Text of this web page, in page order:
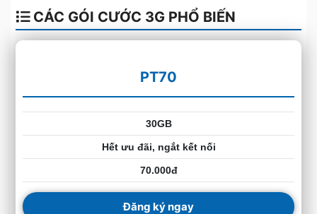
CÁC GÓI CƯỚC 3G PHỔ BIẾN
PT70
30GB
Hết ưu đãi, ngắt kết nối
70.000đ
Đăng ký ngay